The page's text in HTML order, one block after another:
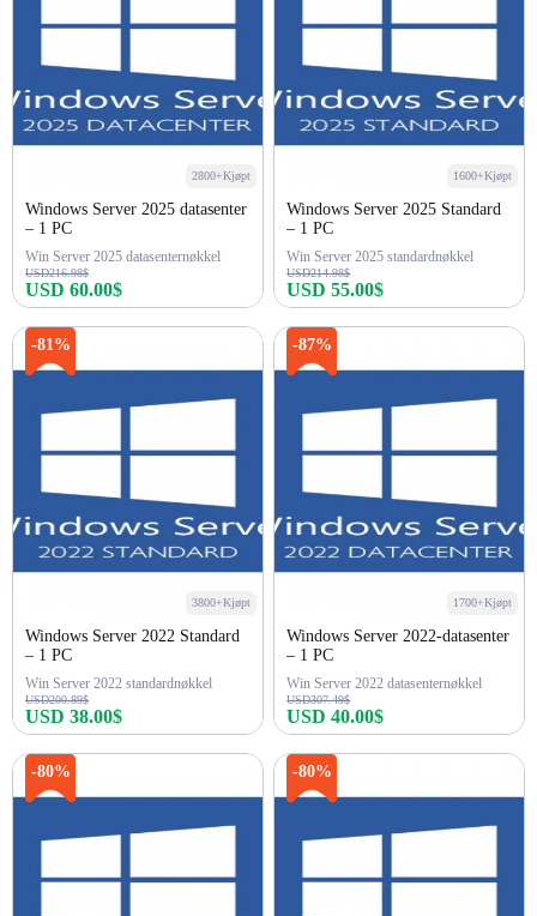
2800+Kjøpt
Windows Server 2025 datasenter
– 1 PC
Win Server 2025 datasenternøkkel
USD216.98$
USD 60.00$
1600+Kjøpt
Windows Server 2025 Standard
– 1 PC
Win Server 2025 standardnøkkel
USD214.98$
USD 55.00$
-81%
3800+Kjøpt
Windows Server 2022 Standard
– 1 PC
Win Server 2022 standardnøkkel
USD200.89$
USD 38.00$
-87%
1700+Kjøpt
Windows Server 2022-datasenter
– 1 PC
Win Server 2022 datasenternøkkel
USD307.49$
USD 40.00$
-80% -80%